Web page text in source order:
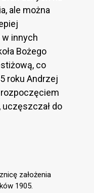
ale można
innych
Bożego
co
roku Andrzej
do
założenia
1905.